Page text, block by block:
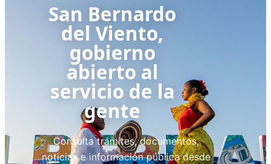
San Bernardo
del Viento,
gobierno
abierto al
servicio de la
gente
Consulta trámites, documentos,
noticias e información pública desde